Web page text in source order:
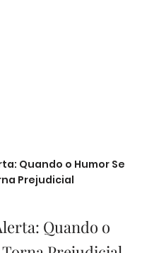
Quando o Humor Se
Prejudicial
Quando o